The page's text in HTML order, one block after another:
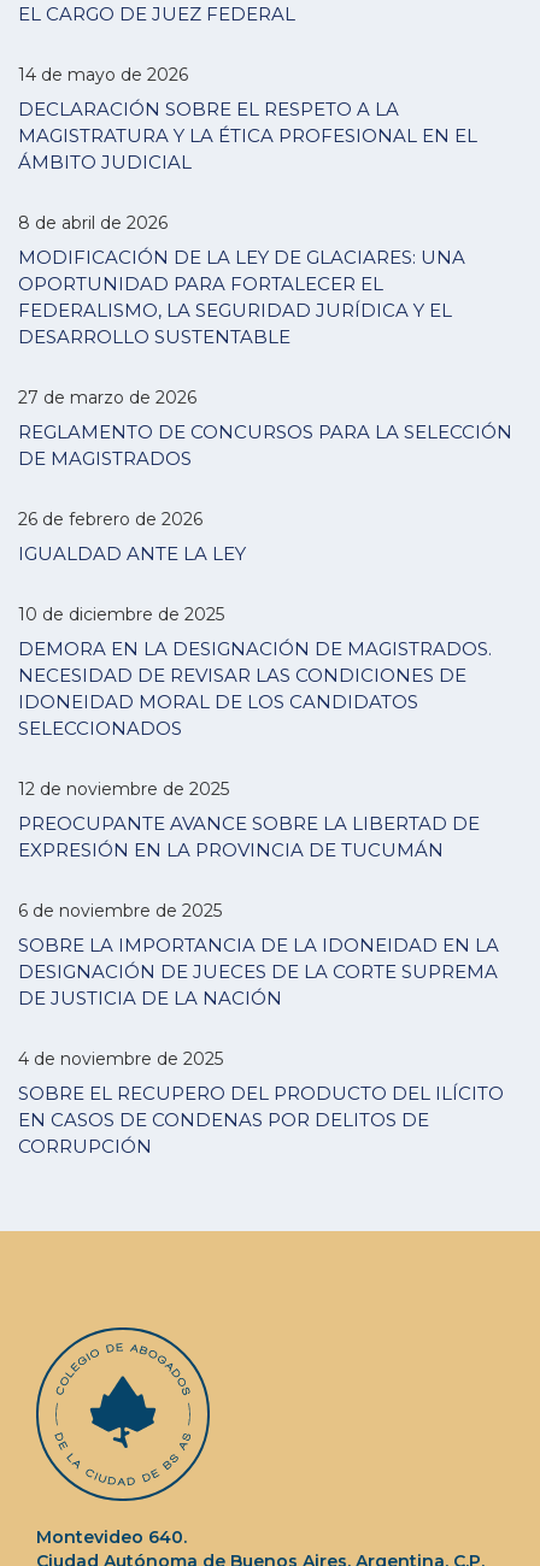
EL CARGO DE JUEZ FEDERAL
14 de mayo de 2026
DECLARACIÓN SOBRE EL RESPETO A LA
MAGISTRATURA Y LA ÉTICA PROFESIONAL EN EL
ÁMBITO JUDICIAL
8 de abril de 2026
MODIFICACIÓN DE LA LEY DE GLACIARES: UNA
OPORTUNIDAD PARA FORTALECER EL
FEDERALISMO, LA SEGURIDAD JURÍDICA Y EL
DESARROLLO SUSTENTABLE
27 de marzo de 2026
REGLAMENTO DE CONCURSOS PARA LA SELECCIÓN
DE MAGISTRADOS
26 de febrero de 2026
IGUALDAD ANTE LA LEY
10 de diciembre de 2025
DEMORA EN LA DESIGNACIÓN DE MAGISTRADOS.
NECESIDAD DE REVISAR LAS CONDICIONES DE
IDONEIDAD MORAL DE LOS CANDIDATOS
SELECCIONADOS
12 de noviembre de 2025
PREOCUPANTE AVANCE SOBRE LA LIBERTAD DE
EXPRESIÓN EN LA PROVINCIA DE TUCUMÁN
6 de noviembre de 2025
SOBRE LA IMPORTANCIA DE LA IDONEIDAD EN LA
DESIGNACIÓN DE JUECES DE LA CORTE SUPREMA
DE JUSTICIA DE LA NACIÓN
4 de noviembre de 2025
SOBRE EL RECUPERO DEL PRODUCTO DEL ILÍCITO
EN CASOS DE CONDENAS POR DELITOS DE
CORRUPCIÓN
Montevideo 640.
Ciudad Autónoma de Buenos Aires. Argentina. C.P.